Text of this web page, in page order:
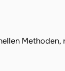
Methoden,